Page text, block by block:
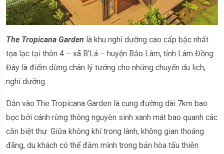
The Tropicana Garden là khu nghỉ dưỡng cao cấp bậc nhất
tọa lạc tại thôn 4 – xã B’Lá – huyện Bảo Lâm, tỉnh Lâm Đồng.
Đây là điểm dừng chân lý tưởng cho những chuyến du lịch,
nghỉ dưỡng.
Dẫn vào The Tropicana Garden là cung đường dài 7km bao
bọc bởi cánh rừng thông nguyên sinh xanh mát bao quanh các
căn biệt thự. Giữa không khí trong lành, không gian thoáng
đãng, du khách có thể đắm mình trong bản hòa tấu thiên